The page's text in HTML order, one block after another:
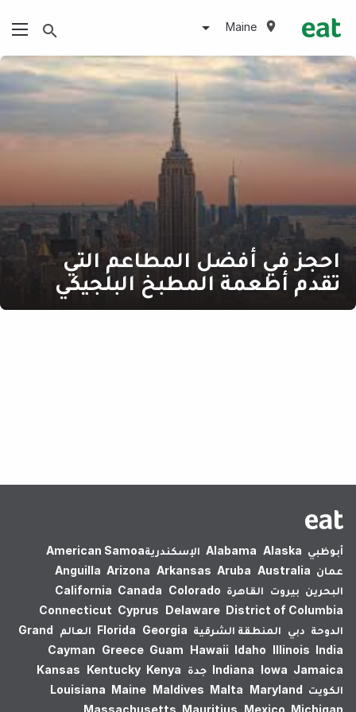
Maine
احجز في أفضل المطاعم التي
تقدم أطعمة المطبخ البلجيكي
أبوظبي Alabama Alaska الإسكندرية‎American Samoa
عمان
Anguilla Arizona Arkansas Aruba Australia
البحرين بيروت القاهرة California Canada Colorado
Connecticut Cyprus Delaware District of Columbia
الدوحة دبي المنطقة الشرقية Florida Georgia العالم
Grand
Cayman Greece Guam Hawaii Idaho Illinois India
Indiana Iowa Jamaica جدة Kansas Kentucky Kenya
الكويت
Louisiana Maine Maldives Malta Maryland